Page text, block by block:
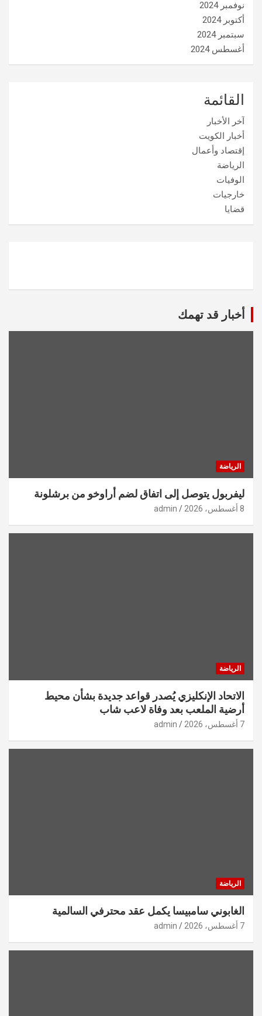
نوفمبر 2024
أكتوبر 2024
سبتمبر 2024
أغسطس 2024
القائمة
آخر الأخبار
أخبار الكويت
إقتصاد وأعمال
الرياضة
الوفيات
خارجيات
قضايا
أخبار قد تهمك
الرياضة
ليفربول يتوصل إلى اتفاق لضم أراوخو من برشلونة
8 أغسطس، 2026 admin
الرياضة
الاتحاد الإنكليزي يُصدر قواعد جديدة بشأن محيط
أرضية الملعب بعد وفاة لاعب شاب
7 أغسطس، 2026 admin
الرياضة
الغابوني سامبيسا يكمل عقد محترفي السالمية
7 أغسطس، 2026 admin